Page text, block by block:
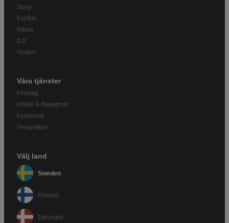
Sony
Fujifilm
Nikon
DJI
Godox
Våra tjänster
Företag
Inbyte & Begagnat
Fotokonst
Presentkort
Välj land
Sweden
Finland
Denmark